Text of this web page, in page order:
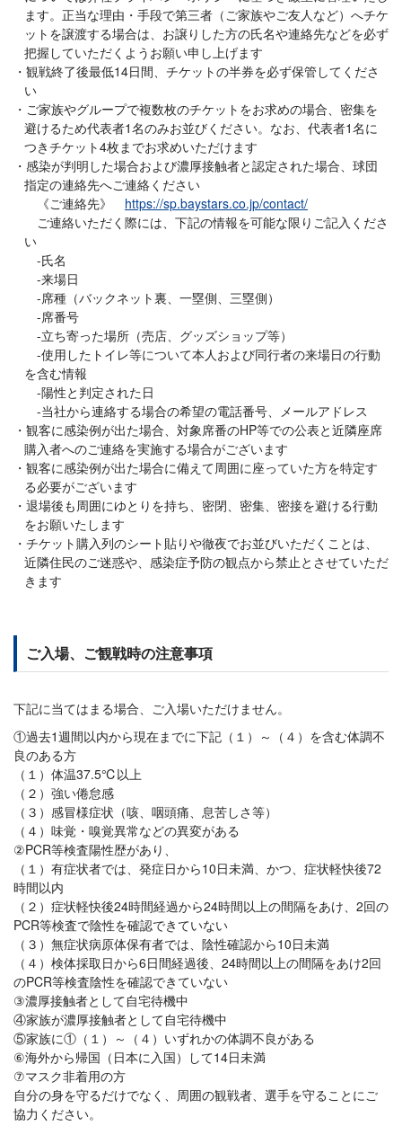
ます。正当な理由・手段で第三者（ご家族やご友人など）へチケ
ットを譲渡する場合は、お譲りした方の氏名や連絡先などを必ず
把握していただくようお願い申し上げます
観戦終了後最低14日間、チケットの半券を必ず保管してくださ
い
ご家族やグループで複数枚のチケットをお求めの場合、密集を
避けるため代表者1名のみお並びください。なお、代表者1名に
つきチケット4枚までお求めいただけます
感染が判明した場合および濃厚接触者と認定された場合、球団
指定の連絡先へご連絡ください
《ご連絡先》 https://sp.baystars.co.jp/contact/
ご連絡いただく際には、下記の情報を可能な限りご記入くださ
い
-氏名
-来場日
-席種（バックネット裏、一塁側、三塁側）
-席番号
-立ち寄った場所（売店、グッズショップ等）
-使用したトイレ等について本人および同行者の来場日の行動
を含む情報
-陽性と判定された日
-当社から連絡する場合の希望の電話番号、メールアドレス
観客に感染例が出た場合、対象席番のHP等での公表と近隣座席
購入者へのご連絡を実施する場合がございます
観客に感染例が出た場合に備えて周囲に座っていた方を特定す
る必要がございます
退場後も周囲にゆとりを持ち、密閉、密集、密接を避ける行動
をお願いたします
チケット購入列のシート貼りや徹夜でお並びいただくことは、
近隣住民のご迷惑や、感染症予防の観点から禁止とさせていただ
きます
ご入場、ご観戦時の注意事項
下記に当てはまる場合、ご入場いただけません。
①過去1週間以内から現在までに下記（１）～（４）を含む体調不
良のある方
（１）体温37.5℃以上
（２）強い倦怠感
（３）感冒様症状（咳、咽頭痛、息苦しさ等）
（４）味覚・嗅覚異常などの異変がある
②PCR等検査陽性歴があり、
（１）有症状者では、発症日から10日未満、かつ、症状軽快後72
時間以内
（２）症状軽快後24時間経過から24時間以上の間隔をあけ、2回の
PCR等検査で陰性を確認できていない
（３）無症状病原体保有者では、陰性確認から10日未満
（４）検体採取日から6日間経過後、24時間以上の間隔をあけ2回
のPCR等検査陰性を確認できていない
③濃厚接触者として自宅待機中
④家族が濃厚接触者として自宅待機中
⑤家族に①（１）～（４）いずれかの体調不良がある
⑥海外から帰国（日本に入国）して14日未満
⑦マスク非着用の方
自分の身を守るだけでなく、周囲の観戦者、選手を守ることにご
協力ください。